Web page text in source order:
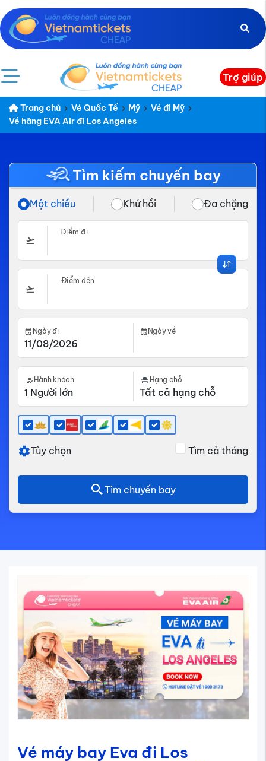
Trợ giúp
Trang chủ Vé Quốc Tế Mỹ
Vé đi Mỹ
Vé hãng EVA Air đi Los Angeles
Tìm kiếm chuyến bay
Một chiều Khứ hồi Đa chặng
Điểm đi
Điểm đến
Ngày đi Ngày về
Hành khách Hạng chỗ
Tùy chọn Tìm cả tháng
Tìm chuyến bay
Vé máy bay Eva đi Los